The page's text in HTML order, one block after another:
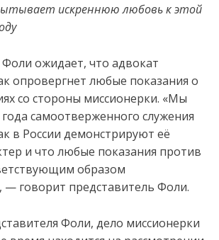
искреннюю любовь к этой
ожидает, что адвокат
опровергнет любые показания о
со стороны миссионерки. «Мы
самоотверженного служения
в России демонстрируют её
и что любые показания против
образом
— говорит представитель Фоли.
Фоли, дело миссионерки